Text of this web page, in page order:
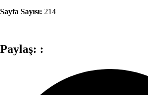
Sayfa Sayısı: 214
Paylaş: :